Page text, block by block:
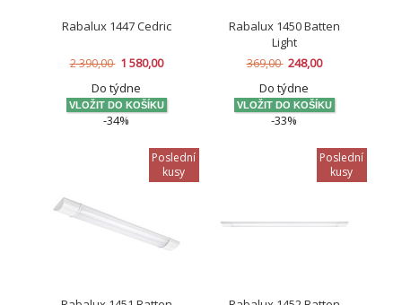
Rabalux 1447 Cedric
2 390,00 1 580,00
Do týdne
-34%
Rabalux 1450 Batten
Light
369,00 248,00
Do týdne
-33%
Poslední
kusy
Poslední
kusy